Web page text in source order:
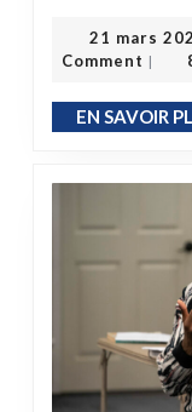
21 mars
Comment |
EN SAVOIR